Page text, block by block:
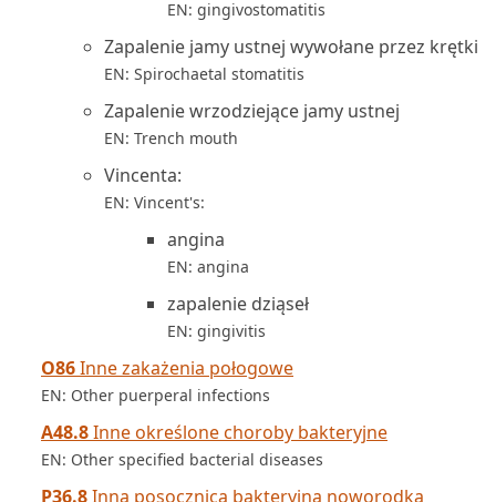
EN: gingivostomatitis
Zapalenie jamy ustnej wywołane przez krętki
EN: Spirochaetal stomatitis
Zapalenie wrzodziejące jamy ustnej
EN: Trench mouth
Vincenta:
EN: Vincent's:
angina
EN: angina
zapalenie dziąseł
EN: gingivitis
O86Inne zakażenia połogowe
EN: Other puerperal infections
A48.8Inne określone choroby bakteryjne
EN: Other specified bacterial diseases
P36.8Inna posocznica bakteryjna noworodka